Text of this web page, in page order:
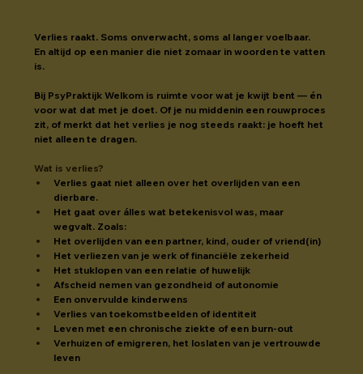
Verlies raakt. Soms onverwacht, soms al langer voelbaar.
En altijd op een manier die niet zomaar in woorden te vatten
is.
Bij PsyPraktijk Welkom is ruimte voor wat je kwijt bent — én
voor wat dat met je doet. Of je nu middenin een rouwproces
zit, of merkt dat het verlies je nog steeds raakt: je hoeft het
niet alleen te dragen.
Wat is verlies?
Verlies gaat niet alleen over het overlijden van een
dierbare.
Het gaat over álles wat betekenisvol was, maar
wegvalt. Zoals:
Het overlijden van een partner, kind, ouder of vriend(in)
Het verliezen van je werk of financiële zekerheid
Het stuklopen van een relatie of huwelijk
Afscheid nemen van gezondheid of autonomie
Een onvervulde kinderwens
Verlies van toekomstbeelden of identiteit
Leven met een chronische ziekte of een burn-out
Verhuizen of emigreren, het loslaten van je vertrouwde
leven